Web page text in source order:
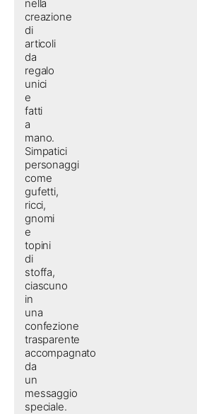
nella
creazione
di
articoli
da
regalo
unici
e
fatti
a
mano.
Simpatici
personaggi
come
gufetti,
ricci,
gnomi
e
topini
di
stoffa,
ciascuno
in
una
confezione
trasparente
accompagnato
da
un
messaggio
speciale.